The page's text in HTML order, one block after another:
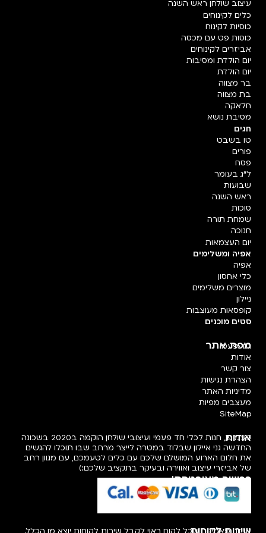
עיצוב שולחן ראש השנה
כלים לקינוחים
כוסיות לקינוח
כוסות פט עם מכסה
אביזרים לקינוחים
יום הולדת ומסיבות
יום הולדת
בר מצווה
בת מצווה
חלאקה
מסיבת נושא
חגים
טו בשבט
פורים
פסח
ל"ג בעומר
שבועות
ראש השנה
סוכות
שמחת תורה
חנוכה
יום העצמאות
אפיה ומשלימים
אפיה
כלי אחסון
מוצרים משלימים
ניילון
קופסאות מעוצבות
סטים מוכנים
מפת אתר
חד פעמי
אודות
צור קשר
הצהרת נגישות
מדיניות האתר
מעצבים מפיות
SiteMap
אודות
פעמיפו, חנות לכלי חד פעמי ועיצובי שולחן הוקמה ב2020 בשכונה
החדשה גני איילון שבלוד במטרה לייצר מרחב שבו תוכלו להגשים
את חלום הארוע המושלם שלכם עם כלים לטעמכם, עם מגוון רחב
של אביזרי עיצוב ואווירה ובעיקר בתקציב שלכם:)
רכישה מאובטחת!